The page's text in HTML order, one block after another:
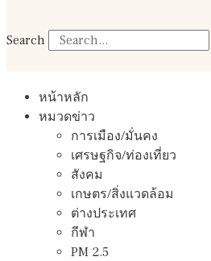
Search
หน้าหลัก
หมวดข่าว
การเมือง/มั่นคง
เศรษฐกิจ/ท่องเที่ยว
สังคม
เกษตร/สิ่งแวดล้อม
ต่างประเทศ
กีฬา
PM 2.5